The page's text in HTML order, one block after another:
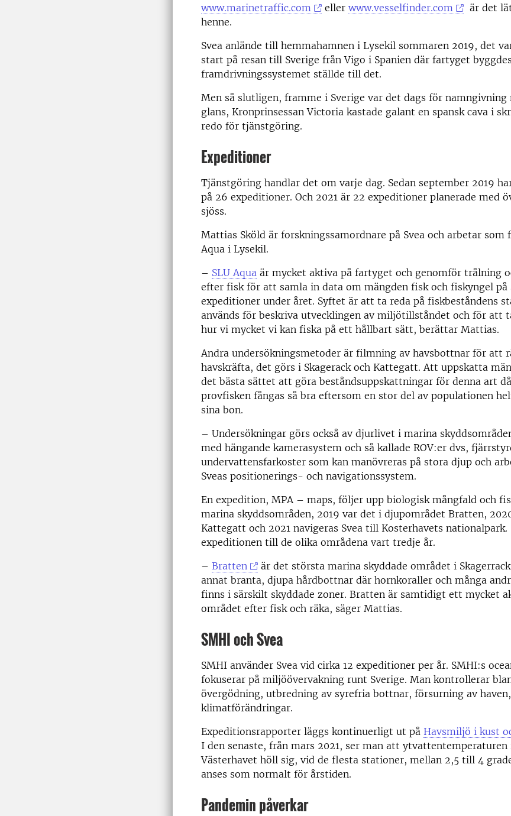
www.marinetraffic.com
ellerwww.vesselfinder.com
är det
henne.
Svea anlände till hemmahamnen i Lysekil sommaren 2019, det
start på resan till Sverige från Vigo i Spanien där fartyget
framdrivningssystemet ställde till det.
Men så slutligen, framme i Sverige var det dags för namngivning
glans, Kronprinsessan Victoria kastade galant en spansk cava i
redo för tjänstgöring.
Expeditioner
Tjänstgöring handlar det om varje dag. Sedan september 2019
på 26 expeditioner. Och 2021 är 22 expeditioner planerade med
sjöss.
Mattias Sköld är forskningssamordnare på Svea och arbetar som
Aqua i Lysekil.
– SLU Aqua är mycket aktiva på fartyget och genomför trålning
efter fisk för att samla in data om mängden fisk och fiskyngel på
expeditioner under året. Syftet är att ta reda på fiskbeståndens
används för beskriva utvecklingen av miljötillståndet och för att
hur vi mycket vi kan fiska på ett hållbart sätt, berättar Mattias.
Andra undersökningsmetoder är filmning av havsbottnar för att
havskräfta, det görs i Skagerack och Kattegatt. Att uppskatta
det bästa sättet att göra beståndsuppskattningar för denna art
provfisken fångas så bra eftersom en stor del av populationen
sina bon.
– Undersökningar görs också av djurlivet i marina
med hängande kamerasystem och så kallade ROV:er dvs,
undervattensfarkoster som kan manövreras på stora djup och
Sveas positionerings- och navigationssystem.
En expedition, MPA – maps, följer upp biologisk mångfald och
marina skyddsområden, 2019 var det i djupområdet Bratten,
Kattegatt och 2021 navigeras Svea till Kosterhavets
expeditionen till de olika områdena vart tredje år.
– Bratten
är det största marina skyddade området i
annat branta, djupa hårdbottnar där hornkoraller och många
finns i särskilt skyddade zoner. Bratten är samtidigt ett mycket
området efter fisk och räka, säger Mattias.
SMHI och Svea
SMHI använder Svea vid cirka 12 expeditioner per år. SMHI:s
fokuserar på miljöövervakning runt Sverige. Man kontrollerar
övergödning, utbredning av syrefria bottnar, försurning av
klimatförändringar.
Expeditionsrapporter läggs kontinuerligt ut på Havsmiljö i kust
I den senaste, från mars 2021, ser man att ytvattentemperaturen
Västerhavet höll sig, vid de flesta stationer, mellan 2,5 till 4
anses som normalt för årstiden.
Pandemin påverkar